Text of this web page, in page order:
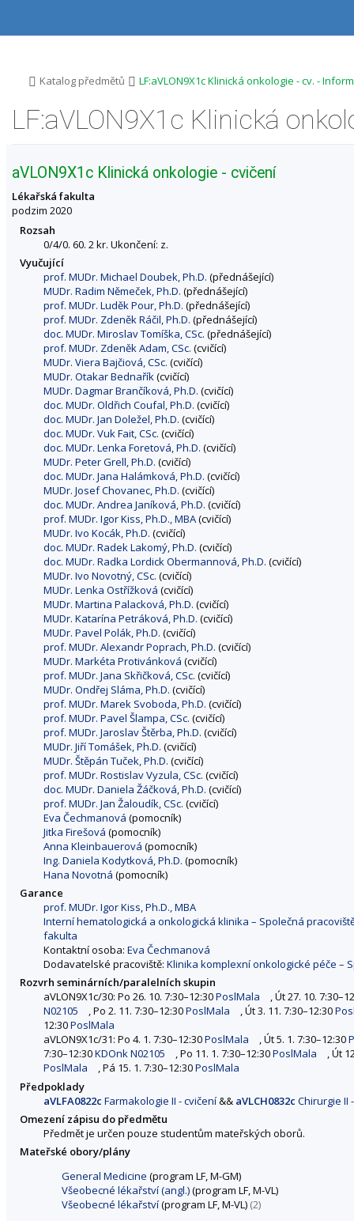
e
e
e
e
>Katalog předmětů >
LF:aVLON9X1c Klinická onkologie - cv. -
LF:aVLON9X1c Klinická
aVLON9X1c Klinická onkologie - cvičení
Lékařská fakulta
podzim 2020
Rozsah
0/4/0. 60. 2 kr. Ukončení: z.
Vyučující
prof. MUDr. Michael Doubek, Ph.D. (přednášející)
MUDr. Radim Němeček, Ph.D. (přednášející)
prof. MUDr. Luděk Pour, Ph.D. (přednášející)
prof. MUDr. Zdeněk Ráčil, Ph.D. (přednášející)
doc. MUDr. Miroslav Tomíška, CSc. (přednášející)
prof. MUDr. Zdeněk Adam, CSc. (cvičící)
MUDr. Viera Bajčiová, CSc. (cvičící)
MUDr. Otakar Bednařík(cvičící)
MUDr. Dagmar Brančíková, Ph.D. (cvičící)
doc. MUDr. Oldřich Coufal, Ph.D. (cvičící)
doc. MUDr. Jan Doležel, Ph.D. (cvičící)
doc. MUDr. Vuk Fait, CSc. (cvičící)
doc. MUDr. Lenka Foretová, Ph.D. (cvičící)
MUDr. Peter Grell, Ph.D. (cvičící)
doc. MUDr. Jana Halámková, Ph.D. (cvičící)
MUDr. Josef Chovanec, Ph.D. (cvičící)
doc. MUDr. Andrea Janíková, Ph.D. (cvičící)
prof. MUDr. Igor Kiss, Ph.D., MBA(cvičící)
MUDr. Ivo Kocák, Ph.D. (cvičící)
doc. MUDr. Radek Lakomý, Ph.D. (cvičící)
doc. MUDr. Radka Lordick Obermannová, Ph.D. (cvičící)
MUDr. Ivo Novotný, CSc. (cvičící)
MUDr. Lenka Ostřížková (cvičící)
MUDr. Martina Palacková, Ph.D. (cvičící)
MUDr. Katarína Petráková, Ph.D. (cvičící)
MUDr. Pavel Polák, Ph.D. (cvičící)
prof. MUDr. Alexandr Poprach, Ph.D. (cvičící)
MUDr. Markéta Protivánková (cvičící)
prof. MUDr. Jana Skřičková, CSc. (cvičící)
MUDr. Ondřej Sláma, Ph.D. (cvičící)
prof. MUDr. Marek Svoboda, Ph.D. (cvičící)
prof. MUDr. Pavel Šlampa, CSc. (cvičící)
prof. MUDr. Jaroslav Štěrba, Ph.D. (cvičící)
MUDr. Jiří Tomášek, Ph.D. (cvičící)
MUDr. Štěpán Tuček, Ph.D. (cvičící)
prof. MUDr. Rostislav Vyzula, CSc. (cvičící)
doc. MUDr. Daniela Žáčková, Ph.D. (cvičící)
prof. MUDr. Jan Žaloudík, CSc. (cvičící)
Eva Čechmanová (pomocník)
Jitka Firešová (pomocník)
Anna Kleinbauerová (pomocník)
Ing. Daniela Kodytková, Ph.D. (pomocník)
Hana Novotná (pomocník)
Garance
prof. MUDr. Igor Kiss, Ph.D., MBA
Interní hematologická a onkologická klinika – Společná
fakulta
Kontaktní osoba: Eva Čechmanová
Dodavatelské pracoviště: Klinika komplexní onkologické péče –
Rozvrh seminárních/paralelních skupin
aVLON9X1c/30: Po 26. 10. 7:30–12:30PoslMala
, Út 27. 10.
N02105
, Po 2. 11. 7:30–12:30PoslMala , Út 3. 11. 7:30–12:30
12:30PoslMala
aVLON9X1c/31: Po 4. 1. 7:30–12:30PoslMala , Út 5. 1. 7:30–12:30
7:30–12:30KDOnk N02105 , Po 11. 1. 7:30–12:30PoslMala
, Út
PoslMala
, Pá 15. 1. 7:30–12:30PoslMala
Předpoklady
aVLFA0822c Farmakologie II - cvičení&& aVLCH0832c Chirurgie II
Omezení zápisu do předmětu
Předmět je určen pouze studentům mateřských oborů.
Mateřské obory/plány
General Medicine (program LF, M-GM)
Všeobecné lékařství (angl.)(program LF, M-VL)
Všeobecné lékařství(program LF, M-VL) (2)